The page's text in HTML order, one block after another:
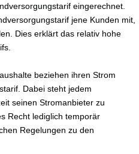
eingerechnet.
jene Kunden mit,
Dies erklärt das relativ hohe
beziehen ihren Strom
Dabei steht jedem
seinen Stromanbieter zu
Recht lediglich temporär
Regelungen zu den